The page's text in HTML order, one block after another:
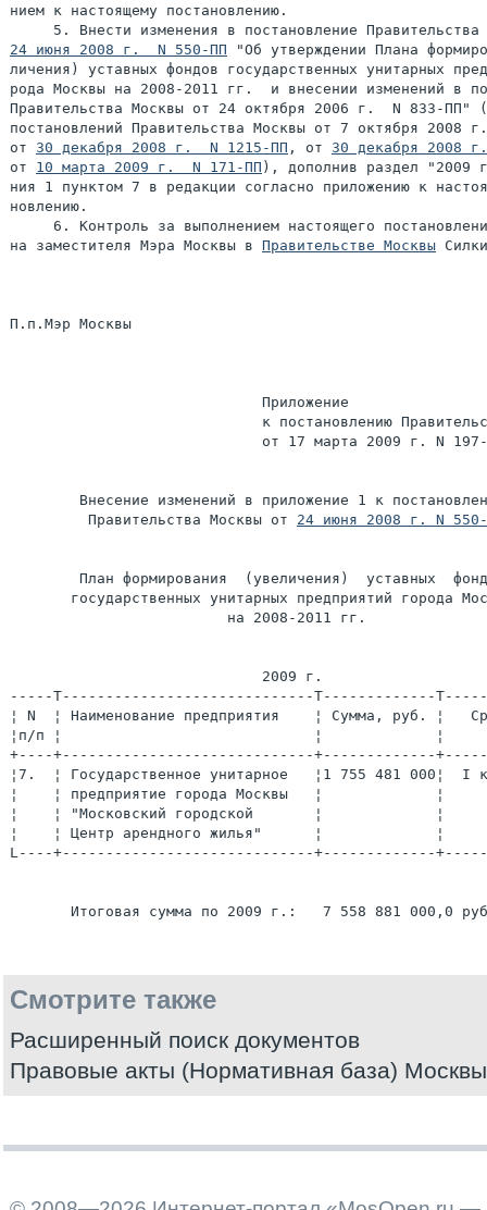
нием к настоящему постановлению.
24 июня 2008 г.  N 550-ПП "Об утверждении Плана
личения) уставных фондов государственных унитарных
рода Москвы на 2008-2011 гг.  и внесении изменений в
Правительства Москвы от 24 октября 2006 г.  N 833-ПП"
постановлений Правительства Москвы от 7 октября 2008
от 30 декабря 2008 г.  N 1215-ПП , от 30 декабря 2008
от 10 марта 2009 г.  N 171-ПП ), дополнив раздел "2009
ния 1 пунктом 7 в редакции согласно приложению к
новлению.
6. Контроль за выполнением настоящего
на заместителя Мэра Москвы в Правительстве Москвы
П.п.Мэр Москвы
                             Приложение
к постановлению
от 17 марта 2009 г. N
Внесение изменений в приложение 1 к
         Правительства Москвы от
24 июня 2008 г. N
План формирования  (увеличения)  уставных
государственных унитарных предприятий города
                         на 2008-2011 гг.
                             2009 г.
-----T-----------------------------T-------------
¦ N  ¦ Наименование предприятия    ¦ Сумма, руб. ¦
¦п/п ¦                             ¦             ¦
+----+-----------------------------+-------------
¦7.  ¦ Государственное унитарное   ¦1 755 481 000¦  I
¦    ¦ предприятие города Москвы   ¦             ¦
¦    ¦ "Московский городской       ¦             ¦
¦    ¦ Центр арендного жилья"      ¦             ¦
L----+-----------------------------+-------------
Смотрите также
Расширенный поиск документов
Правовые акты (Нормативная база) Москвы